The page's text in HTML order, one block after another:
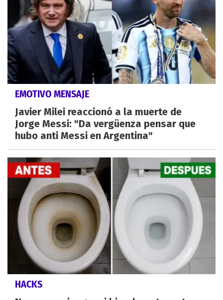
EMOTIVO MENSAJE
Javier Milei reaccionó a la muerte de
Jorge Messi: "Da vergüenza pensar que
hubo anti Messi en Argentina"
HACKS